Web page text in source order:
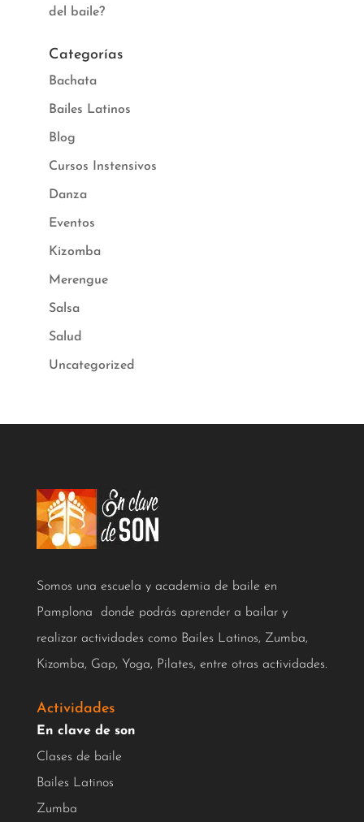
del baile?
Categorías
Bachata
Bailes Latinos
Blog
Cursos Instensivos
Danza
Eventos
Kizomba
Merengue
Salsa
Salud
Uncategorized
Somos una escuela y academia de baile en
Pamplona donde podrás aprender a bailar y
realizar actividades como Bailes Latinos, Zumba,
Kizomba, Gap, Yoga, Pilates, entre otras actividades.
Actividades
En clave de son
Clases de baile
Bailes Latinos
Zumba